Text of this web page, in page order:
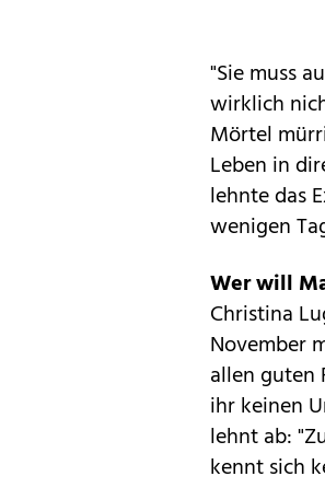
"Sie muss
wirklich
Mörtel
Leben in
lehnte das
wenigen
Wer will
Christina
November
allen guten
ihr keinen
lehnt ab:
kennt sich